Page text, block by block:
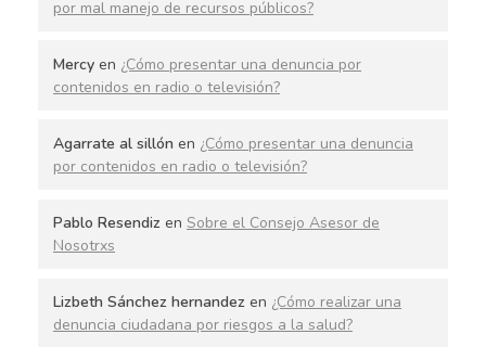
por mal manejo de recursos públicos?
Mercy en ¿Cómo presentar una denuncia por
contenidos en radio o televisión?
Agarrate al sillón en ¿Cómo presentar una denuncia
por contenidos en radio o televisión?
Pablo Resendiz en Sobre el Consejo Asesor de
Nosotrxs
Lizbeth Sánchez hernandez en ¿Cómo realizar una
denuncia ciudadana por riesgos a la salud?